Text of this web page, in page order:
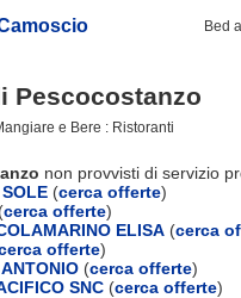
Bed
Pescocostanzo
e Bere : Ristoranti
non provvisti di servizio
(cerca offerte)
(cerca offerte)
ELISA (cerca
offerte)
(cerca offerte)
SNC (cerca offerte)